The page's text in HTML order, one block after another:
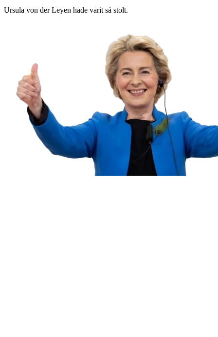
Ursula von der Leyen hade varit så stolt.